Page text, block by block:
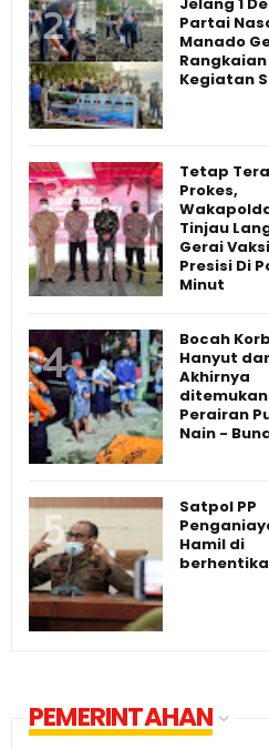
Partai
Manado
Rangkaian
Kegiatan
Tetap
Prokes,
Tinjau
Gerai
Presisi Di
Minut
Bocah
Hanyut
Akhirnya
Perairan
Nain -
Satpol PP
Hamil di
PEMERINTAHAN